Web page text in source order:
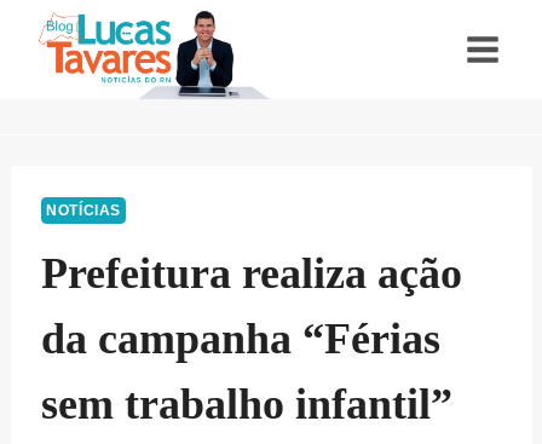
NOTÍCIAS
Prefeitura realiza ação
da campanha “Férias
sem trabalho infantil”